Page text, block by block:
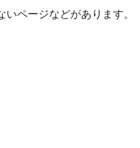
ページなどがあります。